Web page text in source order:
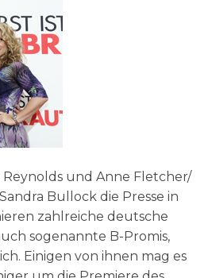
Reynolds und Anne Fletcher/
Bullock die Presse in
zahlreiche deutsche
sogenannte B-Promis,
Einigen von ihnen mag es